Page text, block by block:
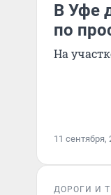
В Уфе
по
На
11 сентября,
ДОРОГИ И